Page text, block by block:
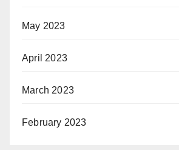
May 2023
April 2023
March 2023
February 2023